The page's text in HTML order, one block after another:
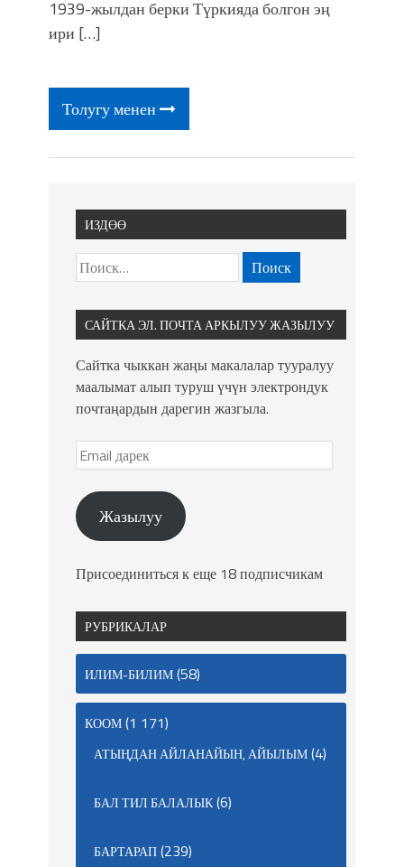
Park'ка 30 миң адам чогулду
1939-жылдан берки Түркияда болгон эң
ири […]
Толугу менен
ИЗДӨӨ
САЙТКА ЭЛ. ПОЧТА АРКЫЛУУ ЖАЗЫЛУУ
Сайтка чыккан жаңы макалалар тууралуу
маалымат алып туруш үчүн электрондук
почтаңардын дарегин жазгыла.
Жазылуу
Присоединиться к еще 18 подписчикам
РУБРИКАЛАР
ИЛИМ-БИЛИМ(58)
КООМ(1 171)
АТЫҢДАН АЙЛАНАЙЫН, АЙЫЛЫМ(4)
БАЛ ТИЛ БАЛАЛЫК(6)
БАРТАРАП(239)